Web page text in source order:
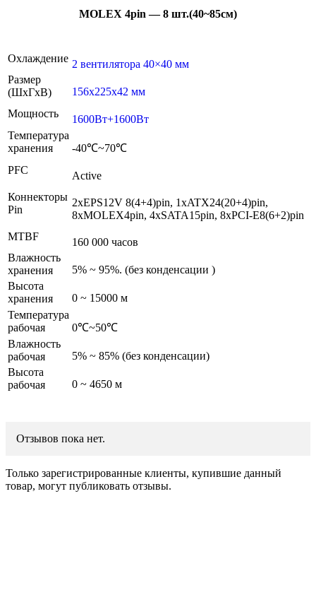
MOLEX 4pin — 8 шт.(40~85см)
Охлаждение 2 вентилятора 40×40 мм
Размер
(ШxГxВ)
156x225x42 мм
Мощность
1600Вт+1600Вт
Температура
хранения
-40℃~70℃
PFC
Active
Коннекторы
Pin
2xEPS12V 8(4+4)pin, 1xATX24(20+4)pin,
8xMOLEX4pin, 4xSATA15pin, 8xPCI-E8(6+2)pin
MTBF
160 000 часов
Влажность
хранения
5% ~ 95%. (без конденсации )
Высота
хранения
0 ~ 15000 м
Температура
рабочая
0℃~50℃
Влажность
рабочая
5% ~ 85% (без конденсации)
Высота
рабочая
0 ~ 4650 м
Отзывов пока нет.
Только зарегистрированные клиенты, купившие данный
товар, могут публиковать отзывы.